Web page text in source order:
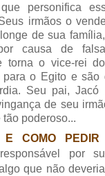
personifica
irmãos o
de sua
causa de
torna o vice-rei
o Egito e são
Seu pai,
de seu
poderoso...
E COMO PEDIR
por
que não